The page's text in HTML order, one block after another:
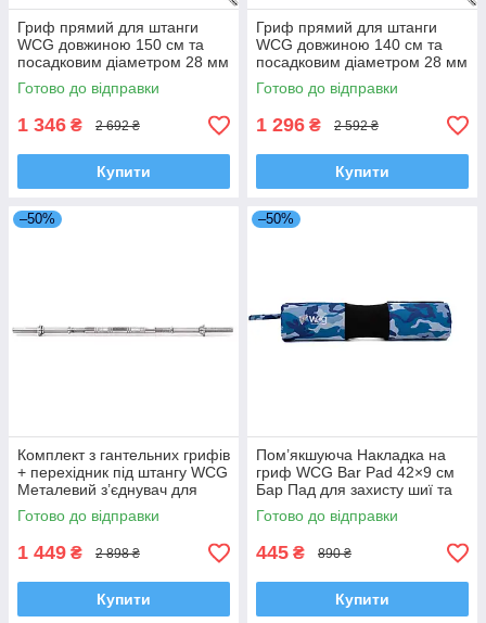
Гриф прямий для штанги
WCG довжиною 150 см та
посадковим діаметром 28 мм
для силових тренувань в
домашніх умовах
Готово до відправки
1 346 ₴ 2 692 ₴
Купити
Гриф прямий для штанги
WCG довжиною 140 см та
посадковим діаметром 28 мм
для силових тренувань в
домашніх умовах
Готово до відправки
1 296 ₴ 2 592 ₴
Купити
–50%
Комплект з гантельних грифів
+ перехідник під штангу WCG
Металевий з’єднувач для
штанги і 2 грифи гантель для
з’єднання
Готово до відправки
1 449 ₴ 2 898 ₴
Купити
–50%
Пом’якшуюча Накладка на
гриф WCG Bar Pad 42×9 см
Бар Пад для захисту шиї та
плечей під час занять
гіпоалергенна накладка на
Готово до відправки
445 ₴ 890 ₴
Купити